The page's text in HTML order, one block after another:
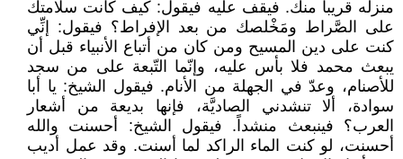
منزله قريباً منك. فيقف عليه فيقول: كيف كانت سلامتك
على الصَّراط ومَخْلصك من بعد الإفراط؟ فيقول: إنِّي
كنت على دين المسيح ومن كان من أتباع الأنبياء قبل أن
يبعث محمد فلا بأس عليه، وإنّما التّبعة على من سجد
للأصنام، وعدّ في الجهلة من الأنام. فيقول الشيخ: يا أبا
سوادة، ألا تنشدني الصاديَّة، فإنها بديعة من أشعار
العرب؟ فينبعث منشداً. فيقول الشيخ: أحسنت والله
أحسنت، لو كنت الماء الراكد لما أسنت. وقد عمل أديب